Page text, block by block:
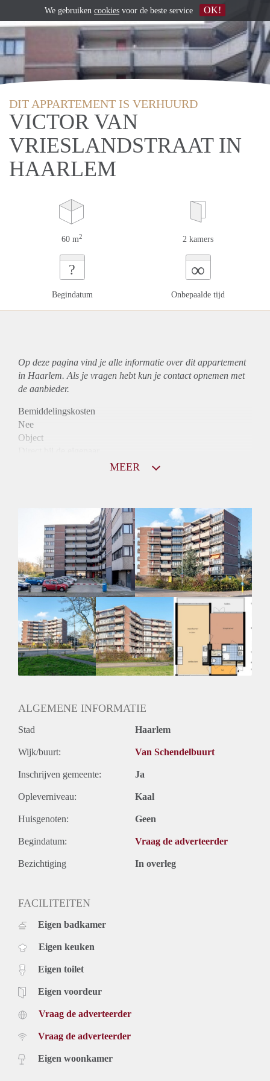
DIT APPARTEMENT IS VERHUURD
VICTOR VAN
VRIESLANDSTRAAT IN
HAARLEM
60 m2 2 kamers
?
Begindatum
∞
Onbepaalde tijd
Op deze pagina vind je alle informatie over ditappartement
in Haarlem. Als je vragen hebt kun je contact opnemen met
de aanbieder.
Bemiddelingskosten
Nee
Object
Niet mogelijk
Inkomen eis
3,1 X Maandhuur Bruto
Huurtermijn
Onbepaalde termijn
Oplevering
MEER
ALGEMENE INFORMATIE
Stad Haarlem
Wijk/buurt: Van Schendelbuurt
Inschrijven gemeente: Ja
Opleverniveau: Kaal
Huisgenoten: Geen
Begindatum: Vraag de adverteerder
Bezichtiging In overleg
FACILITEITEN
Eigen badkamer
Eigen keuken
Eigen toilet
Eigen voordeur
Vraag de adverteerder
Vraag de adverteerder
Eigen woonkamer
We gebruiken cookies voor de beste service OK!